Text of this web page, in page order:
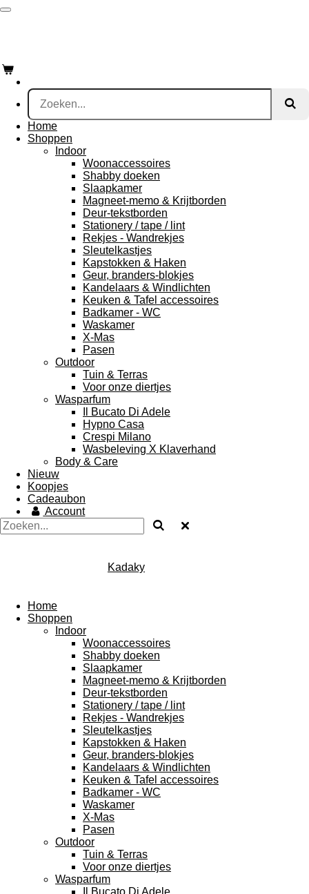
Ga
Home
Shoppen
Indoor
Woonaccessoires
Shabby doeken
Slaapkamer
Magneet-memo & Krijtborden
Deur-tekstborden
Stationery / tape / lint
Rekjes - Wandrekjes
Sleutelkastjes
Kapstokken & Haken
Geur, branders-blokjes
Kandelaars & Windlichten
Keuken & Tafel accessoires
Badkamer - WC
Waskamer
X-Mas
Pasen
Outdoor
Tuin & Terras
Voor onze diertjes
Wasparfum
Il Bucato Di Adele
Hypno Casa
Crespi Milano
Wasbeleving X Klaverhand
Body & Care
Nieuw
Koopjes
Cadeaubon
Account
Kadaky
Home
Shoppen
Indoor
Woonaccessoires
Shabby doeken
Slaapkamer
Magneet-memo & Krijtborden
Deur-tekstborden
Stationery / tape / lint
Rekjes - Wandrekjes
Sleutelkastjes
Kapstokken & Haken
Geur, branders-blokjes
Kandelaars & Windlichten
Keuken & Tafel accessoires
Badkamer - WC
Waskamer
X-Mas
Pasen
Outdoor
Tuin & Terras
Voor onze diertjes
Wasparfum
Il Bucato Di Adele